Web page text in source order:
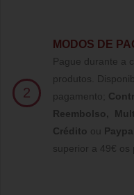
2
MODOS DE
Pague durante a
produtos.
pagamento;
Reembolso,
Crédito ou Paypal
superior a 49€ os